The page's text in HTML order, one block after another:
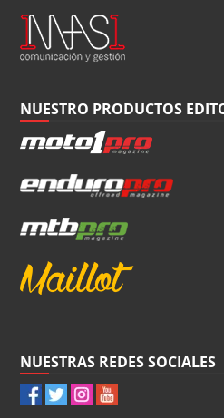
NUESTRO PRODUCTOS
NUESTRAS REDES SOCIALES